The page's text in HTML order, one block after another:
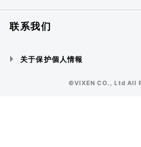
联系我们
关于保护個人情報
©VIXEN CO., Ltd All